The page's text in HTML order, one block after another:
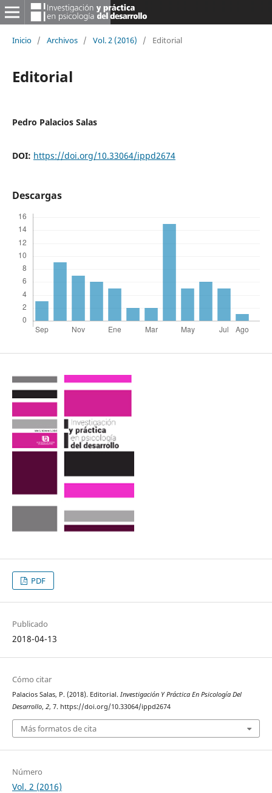
Inicio / Archivos / Vol. 2 (2016) / Editorial
Editorial
Pedro Palacios Salas
DOI: https://doi.org/10.33064/ippd2674
Descargas
PDF
Publicado
2018-04-13
Cómo citar
Palacios Salas, P. (2018). Editorial. Investigación Y Práctica En Psicología Del
Desarrollo, 2, 7. https://doi.org/10.33064/ippd2674
Más formatos de cita
Número
Vol. 2 (2016)